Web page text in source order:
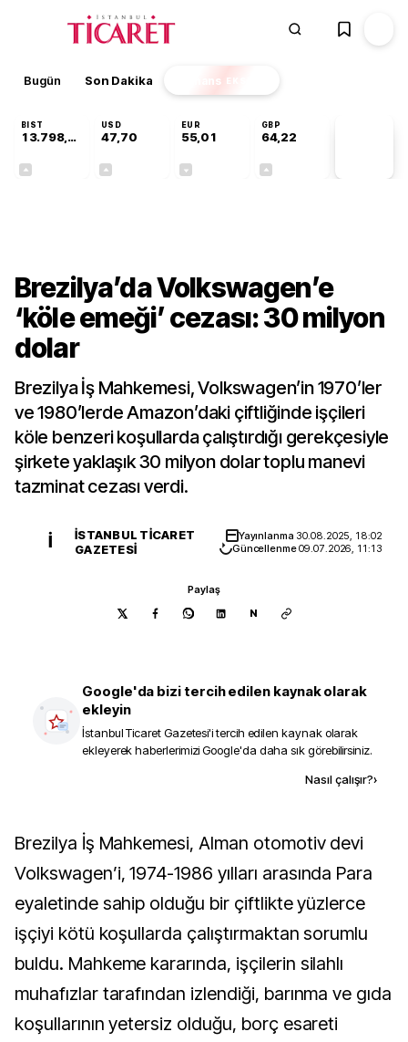
Bugün Son Dakika Finans EKSTRA
BIST
13.798,82
USD
47,70
EUR
55,01
GBP
64,22
Brezilya’da Volkswagen’e
‘köle emeği’ cezası: 30 milyon
dolar
Brezilya İş Mahkemesi, Volkswagen’in 1970’ler
ve 1980’lerde Amazon’daki çiftliğinde işçileri
köle benzeri koşullarda çalıştırdığı gerekçesiyle
şirkete yaklaşık 30 milyon dolar toplu manevi
tazminat cezası verdi.
İ
İSTANBUL TICARET
GAZETESI
Yayınlanma 30.08.2025, 18:02
Güncellenme09.07.2026, 11:13
Paylaş
N
Google'da bizi tercih edilen kaynak olarak
ekleyin
İstanbul Ticaret Gazetesi'i tercih edilen kaynak olarak
ekleyerek haberlerimizi Google'da daha sık görebilirsiniz.
Nasıl çalışır?›
Brezilya İş Mahkemesi, Alman otomotiv devi
Volkswagen’i, 1974-1986 yılları arasında Para
eyaletinde sahip olduğu bir çiftlikte yüzlerce
işçiyi kötü koşullarda çalıştırmaktan sorumlu
buldu. Mahkeme kararında, işçilerin silahlı
muhafızlar tarafından izlendiği, barınma ve gıda
koşullarının yetersiz olduğu, borç esareti